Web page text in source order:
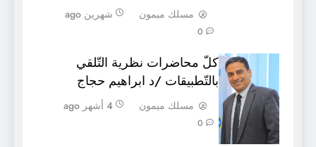
مسلك ميمون شهرين ago
0
كلّ محاضرات نظرية التّلقي
بالتّطبيقات /د ابراهيم حجاج
مسلك ميمون 4 أشهر ago
0